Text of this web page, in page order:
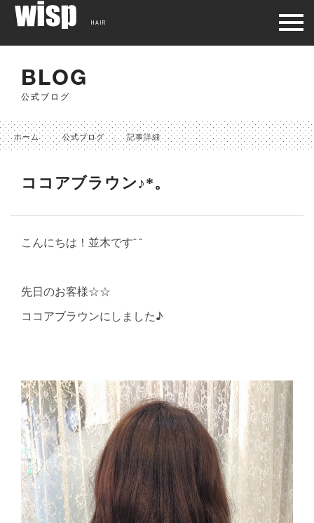
BLOG
公式ブログ
ホーム 公式ブログ 記事詳細
ココアブラウン♪*。
こんにちは！並木ですˆ ˆ
先日のお客様☆☆
ココアブラウンにしました♪
HAIR